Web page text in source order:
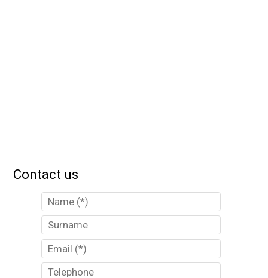
Contact us